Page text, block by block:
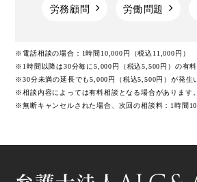
労務顧問 労働問題
※電話相談の場合：1時間10,000円（税込11,000円）
※1時間以降は30分毎に5,000円（税込5,500円）の有料
※30分未満の延長でも5,000円（税込5,500円）が発生
※相談内容によっては有料相談となる場合があります。
※無断キャンセルされた場合、次回の相談料：1時間